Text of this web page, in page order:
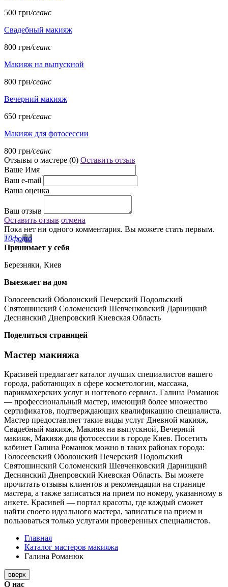
500 грн/сеанс
Свадебный макияж
800 грн/сеанс
Макияж на выпускной
800 грн/сеанс
Вечерний макияж
650 грн/сеанс
Макияж для фотосессии
800 грн/сеанс
Отзывы о мастере (0) Оставить отзыв
Ваше Имя
Ваш e-mail
Ваша оценка
Ваш отзыв
Оставить отзыв отмена
Пока нет ни одного комментария. Вы можете стать первым.
10фото
Принимает у себя
Березняки, Киев
Выезжает на дом
Голосеевский Оболонский Печерский Подольский
Святошинский Соломенский Шевченковский Дарницкий
Деснянский Днепровский Киевская Область
Поделиться страницей
Мастер макияжа
Красивей предлагает каталог лучших специалистов вашего
города, работающих в сфере косметологии, массажа,
парикмахерских услуг и ногтевого сервиса. Галина Романюк
— профессиональный мастер, имеющий более множество
сертификатов, подтверждающих квалификацию специалиста.
Мастер предоставляет такие виды услуг Дневной макияж,
Свадебный макияж, Макияж на выпускной, Вечерний
макияж, Макияж для фотосессии в городе Киев. Посетить
кабинет Галина Романюк можно в таких районах города:
Голосеевский Оболонский Печерский Подольский
Святошинский Соломенский Шевченковский Дарницкий
Деснянский Днепровский Киевская Область. Вы можете
прочитать отзывы клиентов и рекомендации на странице
мастера, а также записаться на прием по номеру, указанному в
анкете. Красивей — портал красоты, где каждый сможет
найти своего идеального мастера, записаться на прием и
пользоваться только услугами проверенных специалистов.
Главная
Каталог мастеров макияжа
Галина Романюк
вверх
О нас